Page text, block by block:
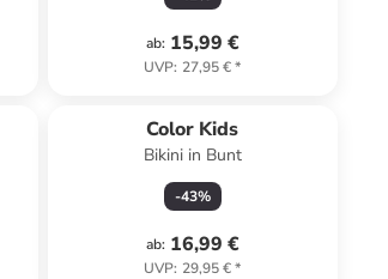
ab: 15,99 €
UVP: 27,95 €*
Color Kids
Bikini in Bunt
-43%
ab: 16,99 €
UVP: 29,95 €*